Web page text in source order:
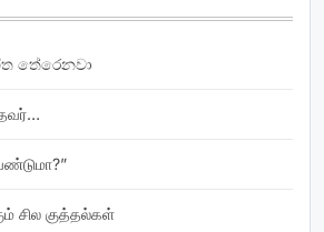
තේරෙනවා
சில குத்தல்கள்